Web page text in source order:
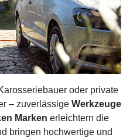
oder private
– zuverlässige Werkzeuge
Marken erleichtern die
bringen hochwertige und